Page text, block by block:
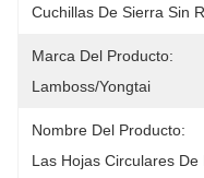
Cuchillas De Sierra Sin
Marca Del Producto:
Lamboss/yongtai
Nombre Del Producto:
Las Hojas Circulares